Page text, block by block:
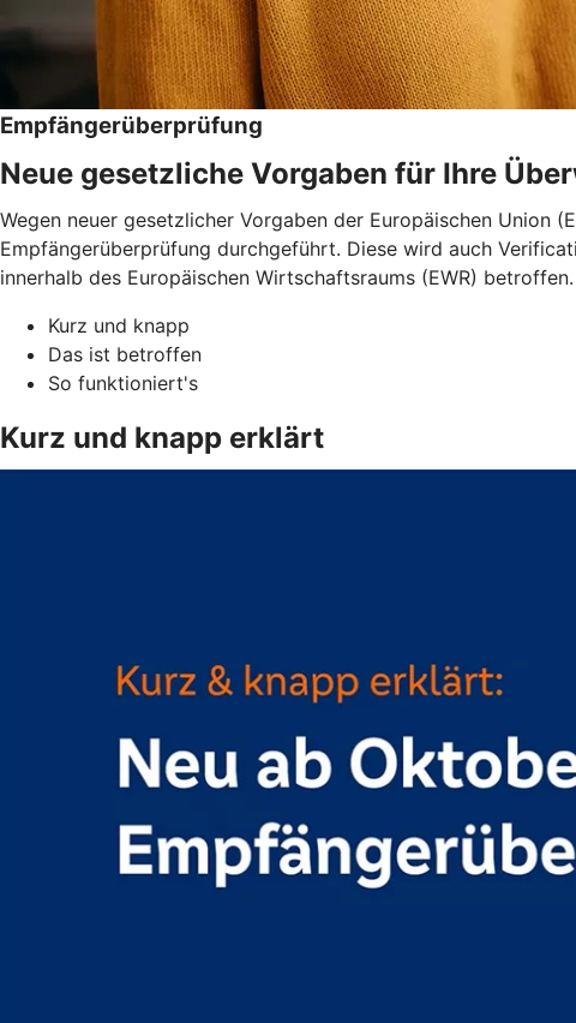
Empfängerüberprüfung
Neue gesetzliche Vorgaben für Ihre
Wegen neuer gesetzlicher Vorgaben der Europäischen Union
Empfängerüberprüfung durchgeführt. Diese wird auch
innerhalb des Europäischen Wirtschaftsraums (EWR)
Kurz und knapp
Das ist betroffen
So funktioniert's
Kurz und knapp erklärt